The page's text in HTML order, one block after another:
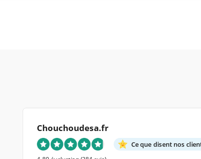
Chouchoudesa.fr
Ce que disent nos